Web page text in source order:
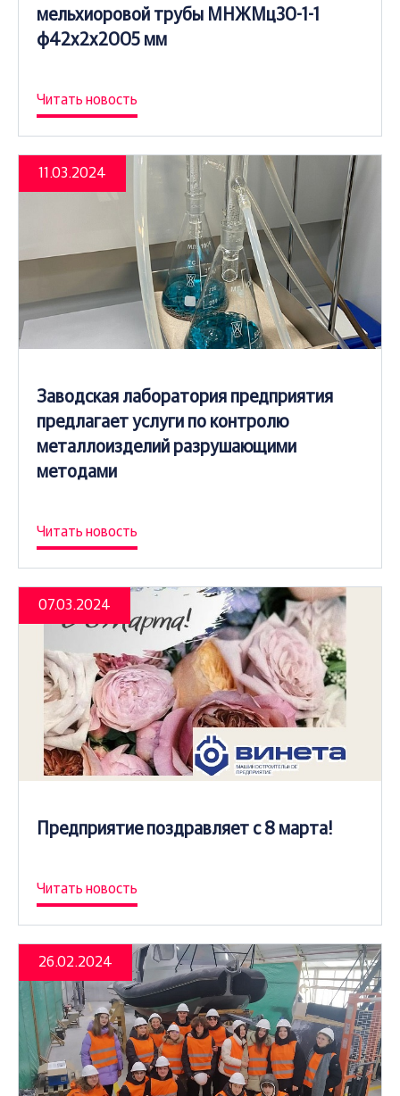
мельхиоровой трубы МНЖМц30-1-1
ф42х2х2005 мм
Читать новость
11.03.2024
Заводская лаборатория предприятия
предлагает услуги по контролю
металлоизделий разрушающими
методами
Читать новость
07.03.2024
Предприятие поздравляет с 8 марта!
Читать новость
26.02.2024